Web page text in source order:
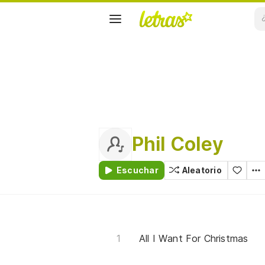
Phil Coley
Escuchar Aleatorio
All I Want For Christmas